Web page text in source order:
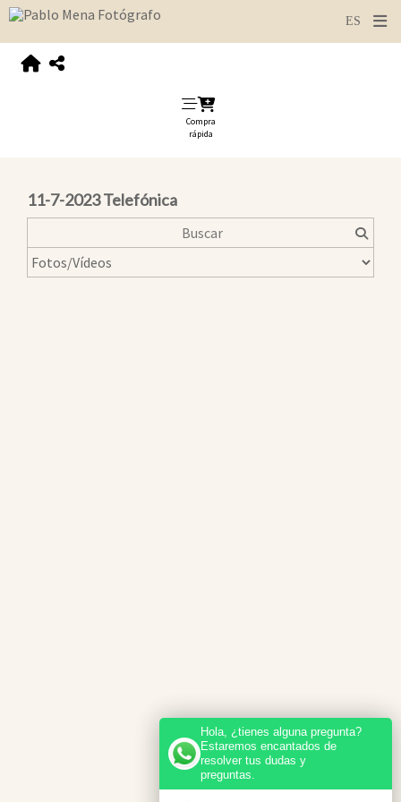
Compra
rápida
11-7-2023 Telefónica
Hola, ¿tienes alguna pregunta?
Estaremos encantados de
resolver tus dudas y
preguntas.